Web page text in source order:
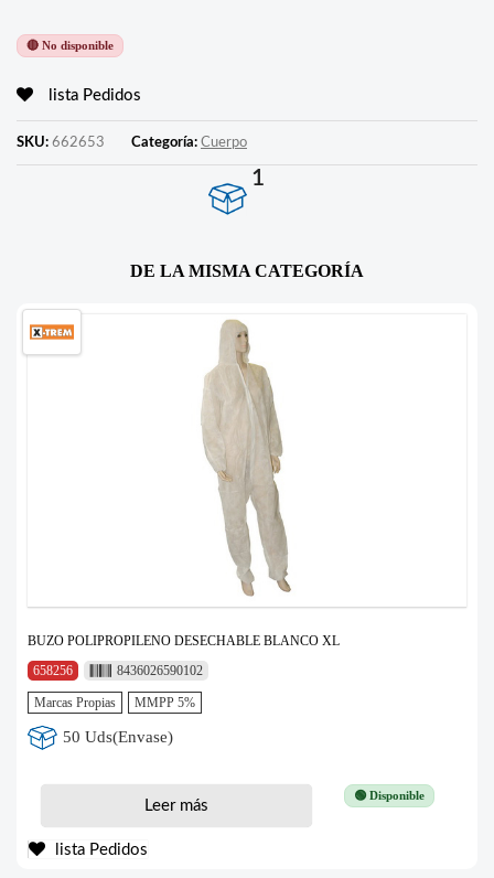
🔴 No disponible
lista Pedidos
SKU: 662653 Categoría: Cuerpo
1
DE LA MISMA CATEGORÍA
BUZO POLIPROPILENO DESECHABLE BLANCO XL
658256
8436026590102
Marcas Propias MMPP 5%
50 Uds(Envase)
🟢 Disponible
Leer más
lista Pedidos